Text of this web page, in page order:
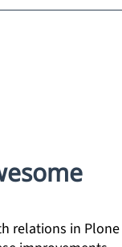
relations in Plone